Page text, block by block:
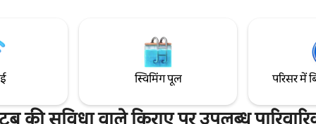
यह शहर को एक्सप्लोर करने का
है।
स्विमिंग पूल परिसर में
की सुविधा वाले किराए पर उपलब्ध